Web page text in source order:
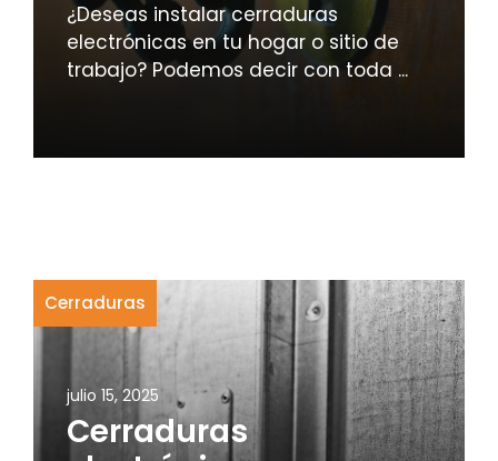
¿Deseas instalar cerraduras
electrónicas en tu hogar o sitio de
trabajo? Podemos decir con toda ...
Cerraduras
julio 15, 2025
Cerraduras